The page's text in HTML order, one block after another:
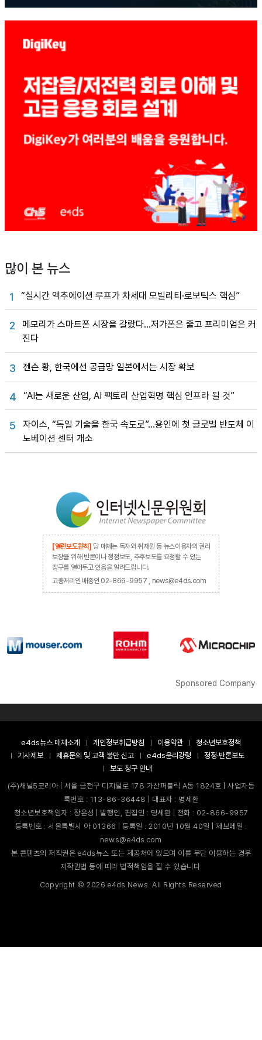
많이 본 뉴스
1 “실시간 액추에이션 루프가 차세대 모빌리티·로보틱스 핵심”
2
메모리가 스마트폰 시장을 갈랐다…저가폰은 줄고 프리미엄은 커
진다
3 젠슨 황, 한국에선 공급망 일본에서는 시장 확보
4 “AI는 새로운 산업, AI 팩토리 산업혁명 핵심 인프라 될 것”
5
자이스, “독일 기술을 한국 속도로”…용인에 첫 글로벌 반도체 이
노베이션 센터 개소
[열린보도원칙] 당 매체는 독자와 취재원 등 뉴스이용자의 권리
보장을 위해 반론이나 정정보도, 추후보도를 요청할 수 있는
창구를 열어두고 있음을 알려드립니다.
고충처리인 배종인 02-866-9957 , news@e4ds.com
Sponsored Company
e4ds뉴스 매체소개 개인정보취급방침 이용약관
청소년보호정책
기사제보
제휴문의 및 고객 불만 신고 e4ds윤리강령
정정·반론보도
보도 청구 안내
(주)채널5코리아 | 서울 금천구 디지털로 178 가산퍼블릭 A동 1824호 | 사업자등
록번호 : 113-86-36448 | 대표자 : 명세환
청소년보호책임자 : 장은성 | 발행인, 편집인 : 명세환 | 전화 : 02-866-9957
등록번호 : 서울특별시 아 01366 | 등록일 : 2010년 10월 40일 | 제보메일 :
news@e4ds.com
본 콘텐츠의 저작권은 e4ds뉴스 또는 제공처에 있으며 이를 무단 이용하는 경우
저작권법 등에 따라 법적책임을 질 수 있습니다.
Copyright ©2026 e4ds News. All Rights Reserved